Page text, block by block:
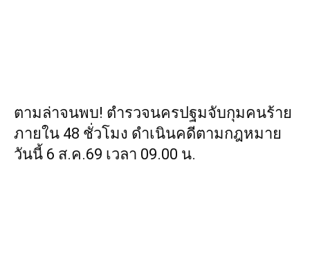
ตามล่าจนพบ! ตำรวจนครปฐมจับกุมคนร้าย
ภายใน 48 ชั่วโมง ดำเนินคดีตามกฎหมาย
วันนี้ 6 ส.ค.69 เวลา 09.00 น.